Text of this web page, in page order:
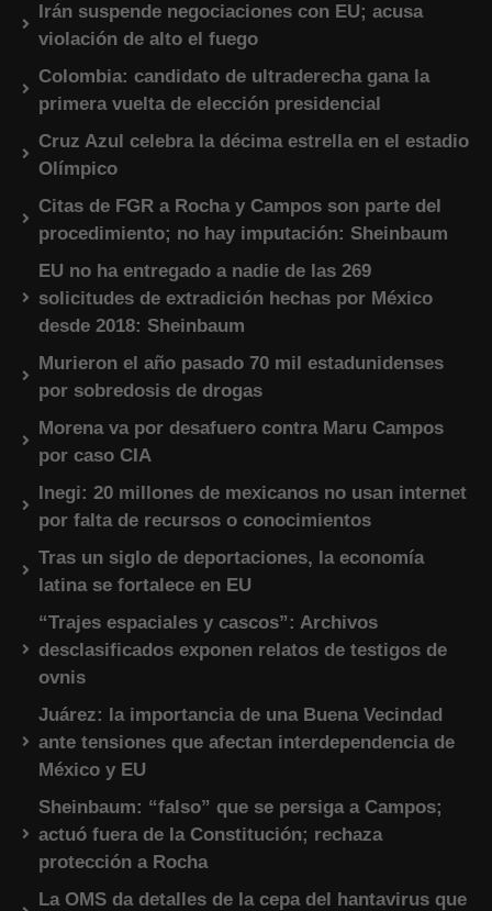
Irán suspende negociaciones con EU; acusa
violación de alto el fuego
Colombia: candidato de ultraderecha gana la
primera vuelta de elección presidencial
Cruz Azul celebra la décima estrella en el estadio
Olímpico
Citas de FGR a Rocha y Campos son parte del
procedimiento; no hay imputación: Sheinbaum
EU no ha entregado a nadie de las 269
solicitudes de extradición hechas por México
desde 2018: Sheinbaum
Murieron el año pasado 70 mil estadunidenses
por sobredosis de drogas
Morena va por desafuero contra Maru Campos
por caso CIA
Inegi: 20 millones de mexicanos no usan internet
por falta de recursos o conocimientos
Tras un siglo de deportaciones, la economía
latina se fortalece en EU
“Trajes espaciales y cascos”: Archivos
desclasificados exponen relatos de testigos de
ovnis
Juárez: la importancia de una Buena Vecindad
ante tensiones que afectan interdependencia de
México y EU
Sheinbaum: “falso” que se persiga a Campos;
actuó fuera de la Constitución; rechaza
protección a Rocha
La OMS da detalles de la cepa del hantavirus que